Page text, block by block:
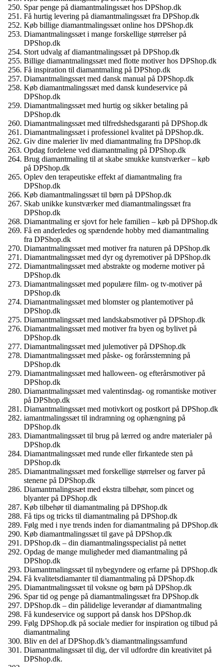
Spar penge på diamantmalingssæt hos DPShop.dk
Få hurtig levering på diamantmalingssæt fra DPShop.dk
Køb billige diamantmalingssæt online hos DPShop.dk
Diamantmalingssæt i mange forskellige størrelser på
DPShop.dk
Stort udvalg af diamantmalingssæt på DPShop.dk
Billige diamantmalingssæt med flotte motiver hos DPShop.dk
Få inspiration til diamantmaling på DPShop.dk
Diamantmalingssæt med dansk manual på DPShop.dk
Køb diamantmalingssæt med dansk kundeservice på
DPShop.dk
Diamantmalingssæt med hurtig og sikker betaling på
DPShop.dk
Diamantmalingssæt med tilfredshedsgaranti på DPShop.dk
Diamantmalingssæt i professionel kvalitet på DPShop.dk.
Giv dine malerier liv med diamantmaling fra DPShop.dk
Opdag fordelene ved diamantmaling på DPShop.dk
Brug diamantmaling til at skabe smukke kunstværker – køb
på DPShop.dk
Oplev den terapeutiske effekt af diamantmaling fra
DPShop.dk
Køb diamantmalingssæt til børn på DPShop.dk
Skab unikke kunstværker med diamantmalingssæt fra
DPShop.dk
Diamantmaling er sjovt for hele familien – køb på DPShop.dk
Få en anderledes og spændende hobby med diamantmaling
fra DPShop.dk
Diamantmalingssæt med motiver fra naturen på DPShop.dk
Diamantmalingssæt med dyr og dyremotiver på DPShop.dk
Diamantmalingssæt med abstrakte og moderne motiver på
DPShop.dk
Diamantmalingssæt med populære film- og tv-motiver på
DPShop.dk
Diamantmalingssæt med blomster og plantemotiver på
DPShop.dk
Diamantmalingssæt med landskabsmotiver på DPShop.dk
Diamantmalingssæt med motiver fra byen og bylivet på
DPShop.dk
Diamantmalingssæt med julemotiver på DPShop.dk
Diamantmalingssæt med påske- og forårsstemning på
DPShop.dk
Diamantmalingssæt med halloween- og efterårsmotiver på
DPShop.dk
Diamantmalingssæt med valentinsdag- og romantiske motiver
på DPShop.dk
Diamantmalingssæt med motivkort og postkort på DPShop.dk
iamantmalingssæt til indramning og ophængning på
DPShop.dk
Diamantmalingssæt til brug på lærred og andre materialer på
DPShop.dk
Diamantmalingssæt med runde eller firkantede sten på
DPShop.dk
Diamantmalingssæt med forskellige størrelser og farver på
stenene på DPShop.dk
Diamantmalingssæt med ekstra tilbehør, som pincet og
blyanter på DPShop.dk
Køb tilbehør til diamantmaling på DPShop.dk
Få tips og tricks til diamantmaling på DPShop.dk
Følg med i nye trends inden for diamantmaling på DPShop.dk
Køb diamantmalingssæt til gave på DPShop.dk
DPShop.dk – din diamantmalingsspecialist på nettet
Opdag de mange muligheder med diamantmaling på
DPShop.dk
Diamantmalingssæt til nybegyndere og erfarne på DPShop.dk
Få kvalitetsdiamanter til diamantmaling på DPShop.dk
Diamantmalingssæt til voksne og børn på DPShop.dk
Spar tid og penge på diamantmalingssæt fra DPShop.dk
DPShop.dk – din pålidelige leverandør af diamantmaling
Få kundeservice og support på dansk hos DPShop.dk
Følg DPShop.dk på sociale medier for inspiration og tilbud på
diamantmaling
Bliv en del af DPShop.dk’s diamantmalingssamfund
Diamantmalingssæt til dig, der vil udfordre din kreativitet på
DPShop.dk.